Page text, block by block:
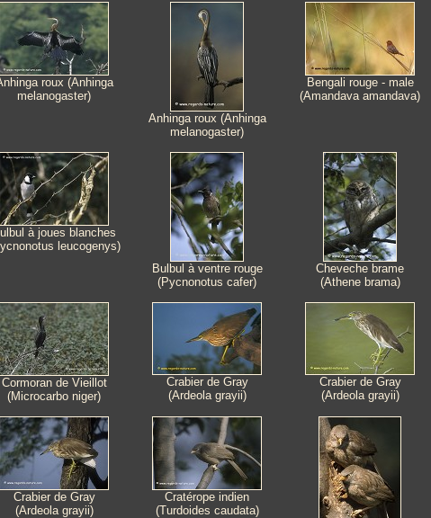
roux (Anhinga
melanogaster)
Anhinga roux (Anhinga
melanogaster)
Bengali rouge - male
(Amandava amandava)
à joues blanches
leucogenys)
Bulbul à ventre rouge
(Pycnonotus cafer)
Cheveche brame
(Athene brama)
Cormoran de Vieillot
(Microcarbo niger)
Crabier de Gray
(Ardeola grayii)
Crabier de Gray
(Ardeola grayii)
Crabier de Gray
(Ardeola grayii)
Cratérope indien
(Turdoides caudata)